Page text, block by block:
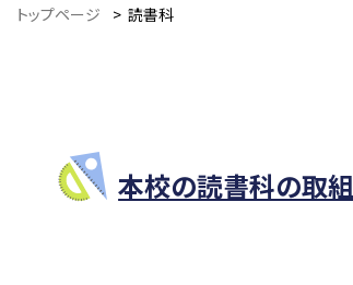
トップページ > 読書科
本校の読書科の取組